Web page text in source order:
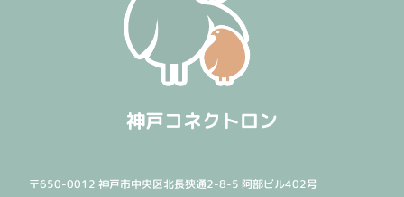
神戸コネクトロン
〒650-0012 神戸市中央区北長狭通2-8-5 阿部ビル402号